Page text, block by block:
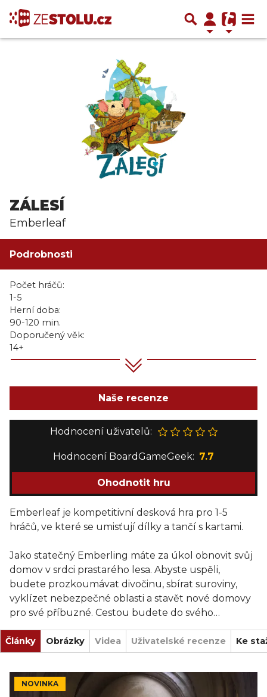
ZÁLESÍ
Emberleaf
Podrobnosti
Počet hráčů:
1-5
Herní doba:
90-120 min.
Doporučený věk:
14+
Naše recenze
Hodnocení uživatelů:
Hodnocení BoardGameGeek: 7.7
Ohodnotit hru
Emberleaf je kompetitivní desková hra pro 1-5
hráčů, ve které se umisťují dílky a tančí s kartami.
Jako statečný Emberling máte za úkol obnovit svůj
domov v srdci prastarého lesa. Abyste uspěli,
budete prozkoumávat divočinu, sbírat suroviny,
vyklízet nebezpečné oblasti a stavět nové domovy
pro své příbuzné. Cestou budete do svého
společenství verbovat hrdiny, z nichž každý přináší
jedinečné schopnosti, které pomohou posílit váš
tým. Ale pozor - prostor v lese je omezený a ostatní
Emberlingové mají své vlastní plány.
Články Obrázky Videa Uživatelské recenze Ke
NOVINKA